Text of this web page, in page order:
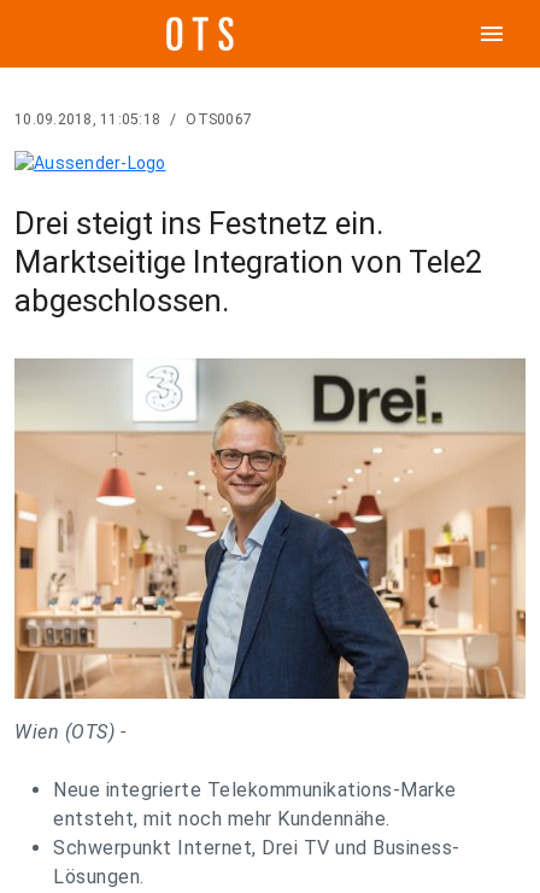
menu
10.09.2018, 11:05:18 / OTS0067
Drei steigt ins Festnetz ein.
Marktseitige Integration von Tele2
abgeschlossen.
Wien (OTS) -
Neue integrierte Telekommunikations-Marke
entsteht, mit noch mehr Kundennähe.
Schwerpunkt Internet, Drei TV und Business-
Lösungen.